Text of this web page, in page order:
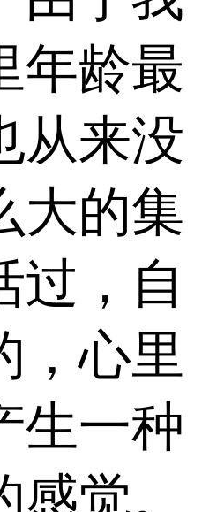
年龄最
从来没
大的集
过，自
，心里
生一种
觉。